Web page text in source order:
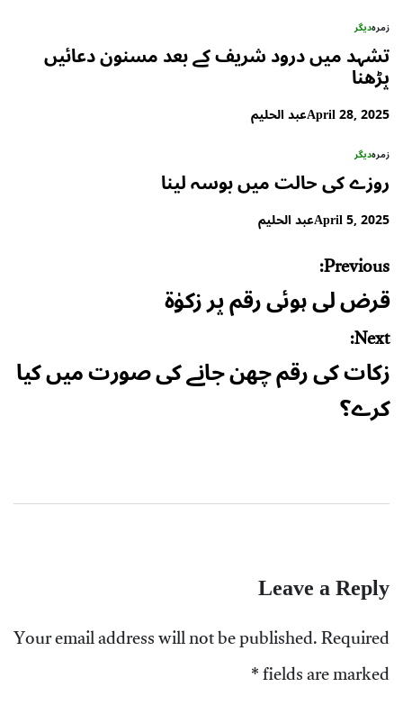
زمرہدیگر
تشہد میں درود شریف کے بعد مسنون دعائیں
پڑھنا
April 28, 2025عبد الحلیم
زمرہدیگر
روزے کی حالت میں بوسہ لینا
April 5, 2025عبد الحلیم
Post
navigation
Previous:
قرض لی ہوئی رقم پر زکوٰۃ
Next:
زکات کی رقم چھن جانے کی صورت میں کیا
کرے؟
Leave a Reply
Your email address will not be published.Required
fields are marked
*